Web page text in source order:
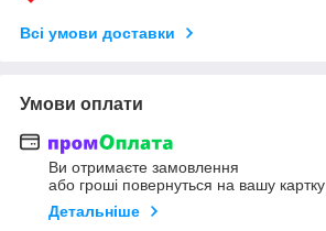
Всі умови доставки
Умови оплати
Ви отримаєте замовлення
або гроші повернуться на вашу картку
Детальніше